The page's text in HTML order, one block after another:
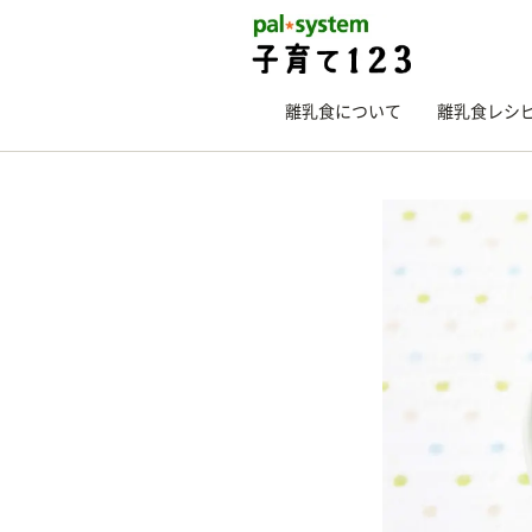
離乳食について 離乳食レシ